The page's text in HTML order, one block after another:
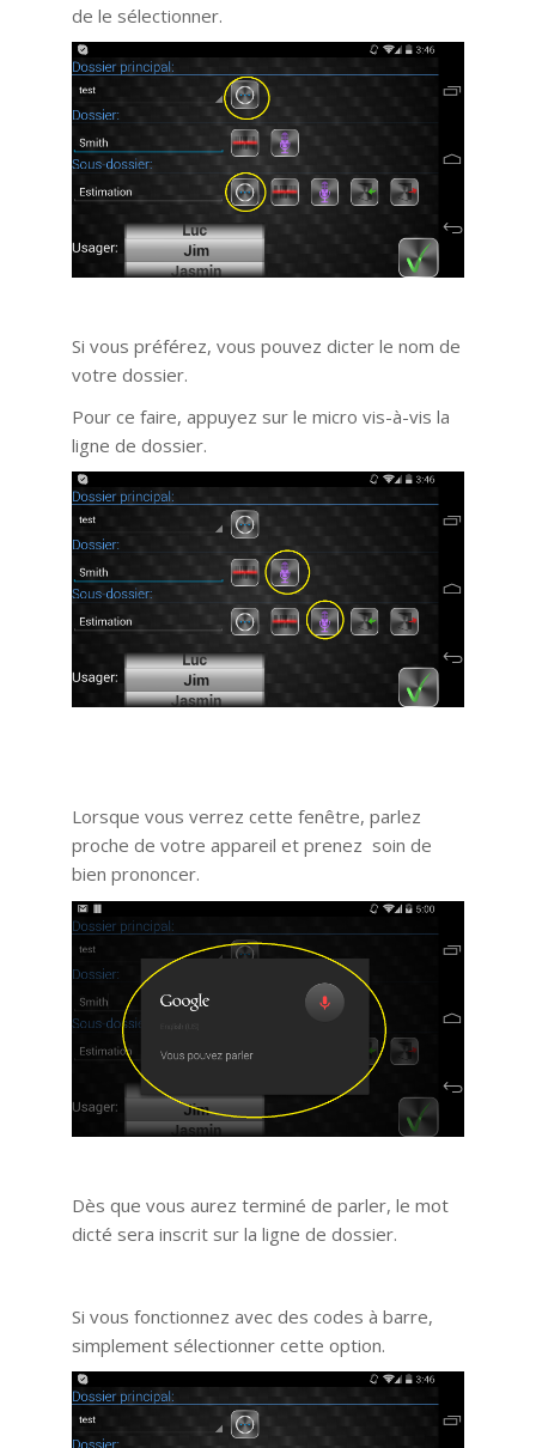
de le sélectionner.
Si vous préférez, vous pouvez dicter le nom de
votre dossier.
Pour ce faire, appuyez sur le micro vis-à-vis la
ligne de dossier.
Lorsque vous verrez cette fenêtre, parlez
proche de votre appareil et prenez soin de
bien prononcer.
Dès que vous aurez terminé de parler, le mot
dicté sera inscrit sur la ligne de dossier.
Si vous fonctionnez avec des codes à barre,
simplement sélectionner cette option.